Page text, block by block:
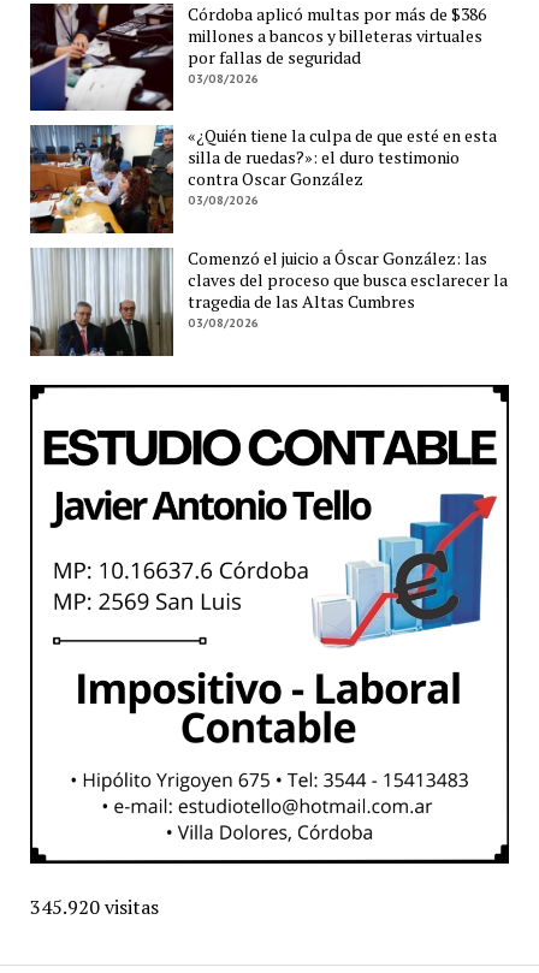
Córdoba aplicó multas por más de $386
millones a bancos y billeteras virtuales
por fallas de seguridad
03/08/2026
«¿Quién tiene la culpa de que esté en esta
silla de ruedas?»: el duro testimonio
contra Oscar González
03/08/2026
Comenzó el juicio a Óscar González: las
claves del proceso que busca esclarecer la
tragedia de las Altas Cumbres
03/08/2026
345.920 visitas